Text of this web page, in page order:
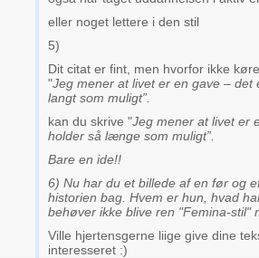
eller noget lettere i den stil
5)
Dit citat er fint, men hvorfor ikke
"Jeg mener at livet er en gave –
langt som muligt”.
kan du skrive "Jeg mener at livet er
holder så længe som muligt”.
Bare en ide!!
6) Nu har du et billede af en før og
historien bag. Hvem er hun, hvad
behøver ikke blive ren "Femina-stil"
Ville hjertensgerne liige give dine
interesseret :)